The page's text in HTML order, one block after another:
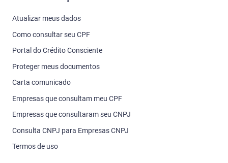
Atualizar meus dados
Como consultar seu CPF
Portal do Crédito Consciente
Proteger meus documentos
Carta comunicado
Empresas que consultam meu CPF
Empresas que consultaram seu CNPJ
Consulta CNPJ para Empresas CNPJ
Termos de uso